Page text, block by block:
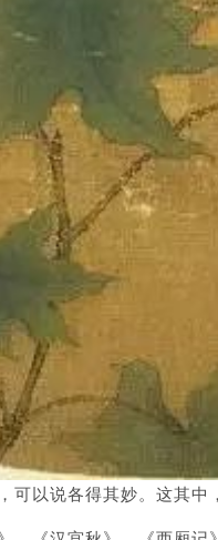
可以说各得其妙。 这其中